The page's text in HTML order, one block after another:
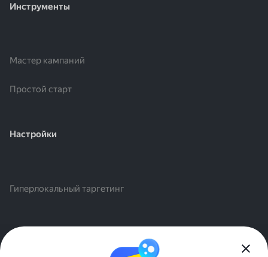
Инструменты
Мастер кампаний
Простой старт
Настройки
Гиперлокальный таргетинг